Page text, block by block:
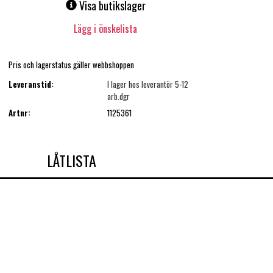
Visa butikslager
Lägg i önskelista
Pris och lagerstatus gäller webbshoppen
Leveranstid:
I lager hos leverantör 5-12
arb.dgr
Artnr:
1125361
LÅTLISTA